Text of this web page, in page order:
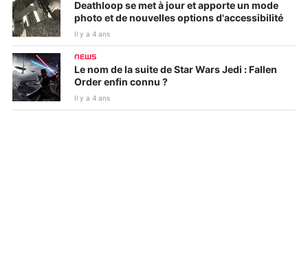
Deathloop se met à jour et apporte un mode
photo et de nouvelles options d'accessibilité
Il y a 4 ans
NEWS
Le nom de la suite de Star Wars Jedi : Fallen
Order enfin connu ?
Il y a 4 ans